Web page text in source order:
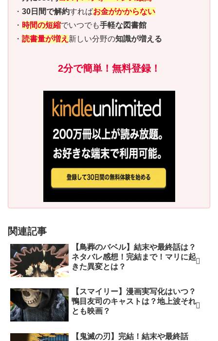
・ 30日間で解約すればお金がかからない
・ 時間の短縮でいつでも手軽な図書館
・ 読書量が増え 新しい分野の知識が増える
2分で簡単！無料登録！
関連記事
【鳥葬のバベル】結末や最終話は？
ネタバレ感想！完結まで！マリに起
きた異変とは？
【スマイリー】漫画実写化はいつ？
鴨目友司のキャストは？地上波それ
とも映画？
【鬼滅の刃】完結！結末や最終話